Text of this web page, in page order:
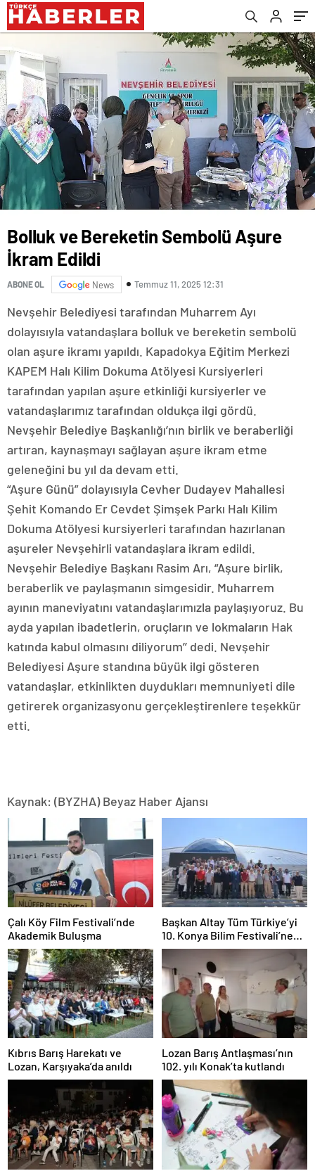
Bolluk ve Bereketin Sembolü Aşure
İkram Edildi
ABONE OL News Temmuz 11, 2025 12:31
Nevşehir Belediyesi tarafından Muharrem Ayı
dolayısıyla vatandaşlara bolluk ve bereketin sembolü
olan aşure ikramı yapıldı. Kapadokya Eğitim Merkezi
KAPEM Halı Kilim Dokuma Atölyesi Kursiyerleri
tarafından yapılan aşure etkinliği kursiyerler ve
vatandaşlarımız tarafından oldukça ilgi gördü.
Nevşehir Belediye Başkanlığı’nın birlik ve beraberliği
artıran, kaynaşmayı sağlayan aşure ikram etme
geleneğini bu yıl da devam etti.
“Aşure Günü” dolayısıyla Cevher Dudayev Mahallesi
Şehit Komando Er Cevdet Şimşek Parkı Halı Kilim
Dokuma Atölyesi kursiyerleri tarafından hazırlanan
aşureler Nevşehirli vatandaşlara ikram edildi.
Nevşehir Belediye Başkanı Rasim Arı, “Aşure birlik,
beraberlik ve paylaşmanın simgesidir. Muharrem
ayının maneviyatını vatandaşlarımızla paylaşıyoruz. Bu
ayda yapılan ibadetlerin, oruçların ve lokmaların Hak
katında kabul olmasını diliyorum’’ dedi. Nevşehir
Belediyesi Aşure standına büyük ilgi gösteren
vatandaşlar, etkinlikten duydukları memnuniyeti dile
getirerek organizasyonu gerçekleştirenlere teşekkür
etti.
Kaynak: (BYZHA) Beyaz Haber Ajansı
Çalı Köy Film Festivali’nde
Akademik Buluşma
Başkan Altay Tüm Türkiye’yi
10. Konya Bilim Festivali’ne
Davet Etti
Kıbrıs Barış Harekatı ve
Lozan, Karşıyaka’da anıldı
Lozan Barış Antlaşması’nın
102. yılı Konak’ta kutlandı